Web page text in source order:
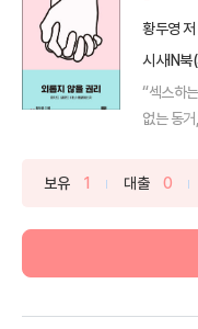
황두영 저
시사IN북
“섹스하
없는 동
보유 1 대출 0